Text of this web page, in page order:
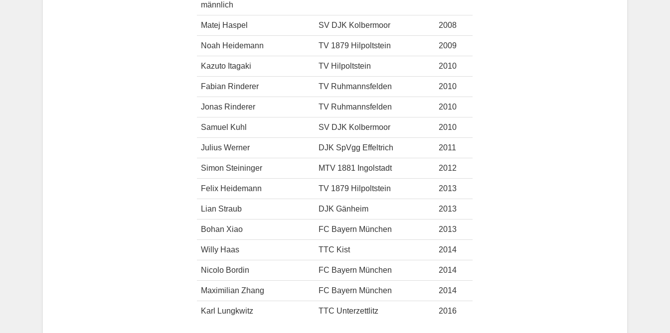
männlich
Matej Haspel SV DJK Kolbermoor 2008
Noah Heidemann TV 1879 Hilpoltstein 2009
Kazuto Itagaki TV Hilpoltstein 2010
Fabian Rinderer TV Ruhmannsfelden 2010
Jonas Rinderer TV Ruhmannsfelden 2010
Samuel Kuhl SV DJK Kolbermoor 2010
Julius Werner DJK SpVgg Effeltrich 2011
Simon Steininger MTV 1881 Ingolstadt 2012
Felix Heidemann TV 1879 Hilpoltstein 2013
Lian Straub DJK Gänheim 2013
Bohan Xiao FC Bayern München 2013
Willy Haas TTC Kist 2014
Nicolo Bordin FC Bayern München 2014
Maximilian Zhang FC Bayern München 2014
Karl Lungkwitz TTC Unterzettlitz 2016